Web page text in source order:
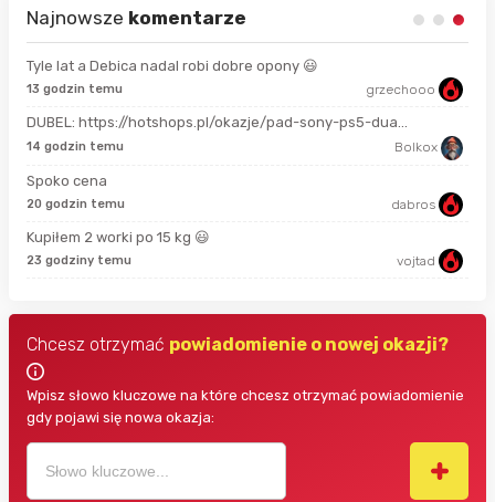
Najnowsze komentarze
Tyle lat a Debica nadal robi dobre opony 😃
13 godzin temu grzechooo
DUBEL: https://hotshops.pl/okazje/pad-sony-ps5-dua...
14 godzin temu Bolkox
Spoko cena
20 godzin temu dabros
Kupiłem 2 worki po 15 kg 😃
23 godziny temu vojtad
Chcesz otrzymać powiadomienie o nowej okazji?
Wpisz słowo kluczowe na które chcesz otrzymać powiadomienie
gdy pojawi się nowa okazja: